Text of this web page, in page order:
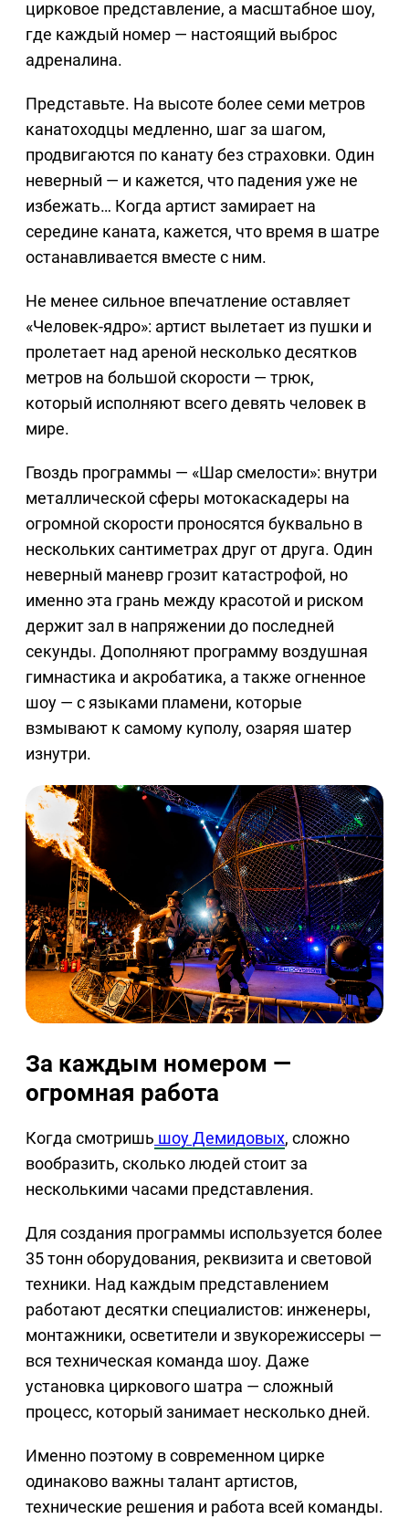
цирковое представление, а масштабное шоу,
где каждый номер — настоящий выброс
адреналина.
Представьте. На высоте более семи метров
канатоходцы медленно, шаг за шагом,
продвигаются по канату без страховки. Один
неверный — и кажется, что падения уже не
избежать… Когда артист замирает на
середине каната, кажется, что время в шатре
останавливается вместе с ним.
Не менее сильное впечатление оставляет
«Человек-ядро»: артист вылетает из пушки и
пролетает над ареной несколько десятков
метров на большой скорости — трюк,
который исполняют всего девять человек в
мире.
Гвоздь программы — «Шар смелости»: внутри
металлической сферы мотокаскадеры на
огромной скорости проносятся буквально в
нескольких сантиметрах друг от друга. Один
неверный маневр грозит катастрофой, но
именно эта грань между красотой и риском
держит зал в напряжении до последней
секунды. Дополняют программу воздушная
гимнастика и акробатика, а также огненное
шоу — с языками пламени, которые
взмывают к самому куполу, озаряя шатер
изнутри.
За каждым номером —
огромная работа
Когда смотришь шоу Демидовых, сложно
вообразить, сколько людей стоит за
несколькими часами представления.
Для создания программы используется более
35 тонн оборудования, реквизита и световой
техники. Над каждым представлением
работают десятки специалистов: инженеры,
монтажники, осветители и звукорежиссеры —
вся техническая команда шоу. Даже
установка циркового шатра — сложный
процесс, который занимает несколько дней.
Именно поэтому в современном цирке
одинаково важны талант артистов,
технические решения и работа всей команды.